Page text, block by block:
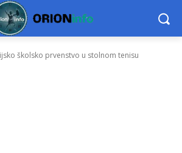
školsko prvenstvo u stolnom tenisu